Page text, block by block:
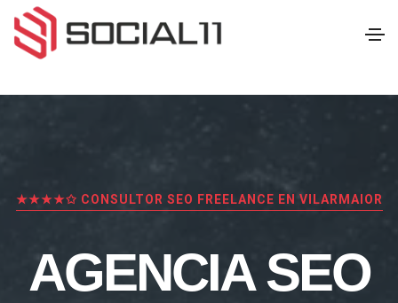
★★★★✩ CONSULTOR SEO FREELANCE EN VILARMAIOR
AGENCIA SEO